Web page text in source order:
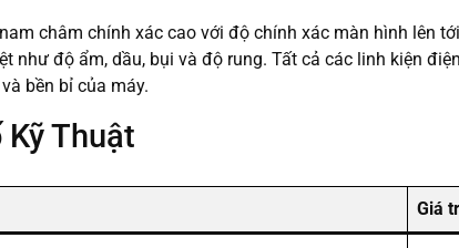
châm chính xác cao với độ chính xác màn hình lên
như độ ẩm, dầu, bụi và độ rung. Tất cả các linh kiện
bền bỉ của máy.
Thuật
Giá